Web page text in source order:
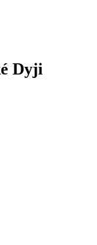
Dyji